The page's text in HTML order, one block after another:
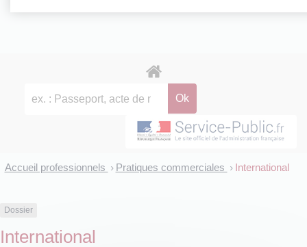
Accueil professionnels > Pratiques commerciales > International
Dossier
International